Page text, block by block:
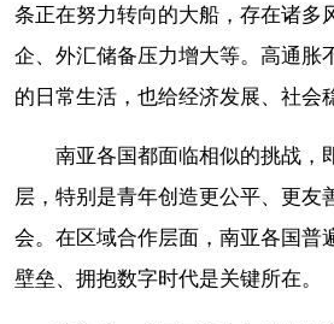
条正在努力转向的大船，存在诸多
企、外汇储备压力增大等。高通胀
的日常生活，也给经济发展、社会
南亚各国都面临相似的挑战，
层，特别是青年创造更公平、更友
会。在区域合作层面，南亚各国普
壁垒、拥抱数字时代是关键所在。